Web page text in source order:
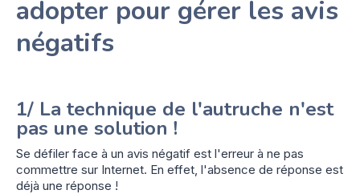
adopter pour gérer les avis
négatifs
1/ La technique de l'autruche n'est
pas une solution !
Se défiler face à un avis négatif est l'erreur à ne pas
commettre sur Internet. En effet, l'absence de réponse est
déjà une réponse !